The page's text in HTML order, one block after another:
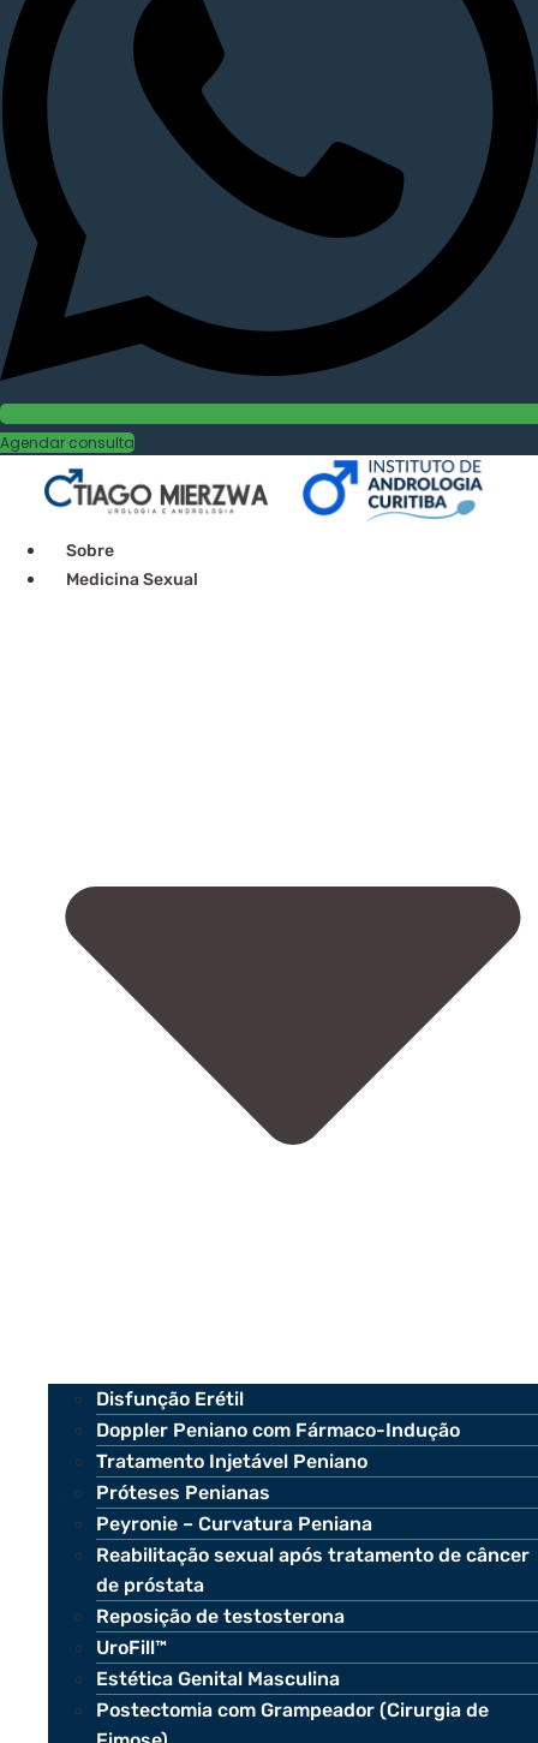
Agendar consulta
Sobre
Medicina Sexual
Disfunção Erétil
Doppler Peniano com Fármaco-Indução
Tratamento Injetável Peniano
Próteses Penianas
Peyronie – Curvatura Peniana
Reabilitação sexual após tratamento de câncer
de próstata
Reposição de testosterona
UroFill™
Estética Genital Masculina
Postectomia com Grampeador (Cirurgia de